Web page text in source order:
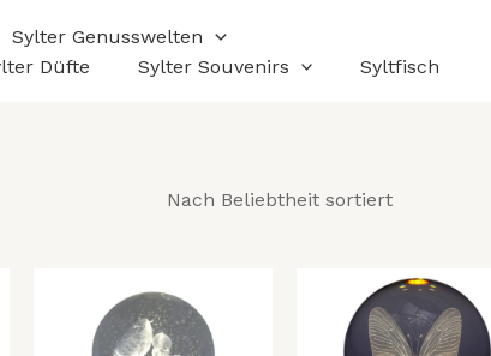
Sylter Genusswelten
Düfte Sylter Souvenirs Syltfisch